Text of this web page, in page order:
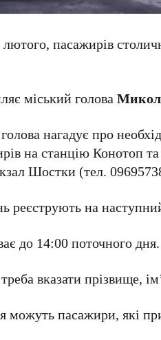
лютого, пасажирів
міський голова
нагадує про
на станцію Конотоп
Шостки (тел.
реєструють на
до 14:00 поточного дня.
вказати прізвище,
можуть пасажири, які